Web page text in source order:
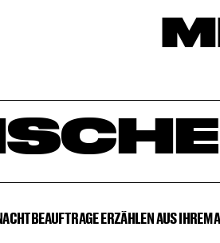
ERZÄHLEN AUS IHREM